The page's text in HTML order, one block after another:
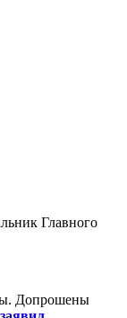
Главного
Допрошены